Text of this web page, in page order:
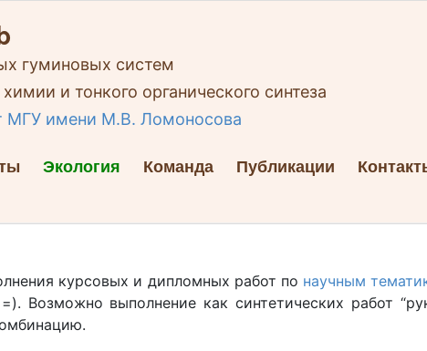
гуминовых систем
и тонкого органического синтеза
МГУ имени М.В. Ломоносова
Экология Команда Публикации
курсовых и дипломных работ по научным
выполнение как синтетических работ